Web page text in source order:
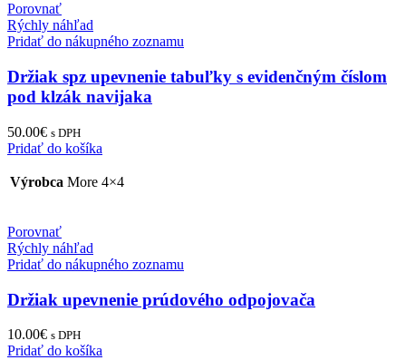
Porovnať
Rýchly náhľad
Pridať do nákupného zoznamu
Držiak spz upevnenie tabuľky s evidenčným číslom
pod klzák navijaka
50.00€ s DPH
Pridať do košíka
Výrobca More 4×4
Porovnať
Rýchly náhľad
Pridať do nákupného zoznamu
Držiak upevnenie prúdového odpojovača
10.00€ s DPH
Pridať do košíka